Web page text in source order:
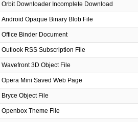
Orbit Downloader Incomplete Download
Android Opaque Binary Blob File
Office Binder Document
Outlook RSS Subscription File
Wavefront 3D Object File
Opera Mini Saved Web Page
Bryce Object File
Openbox Theme File